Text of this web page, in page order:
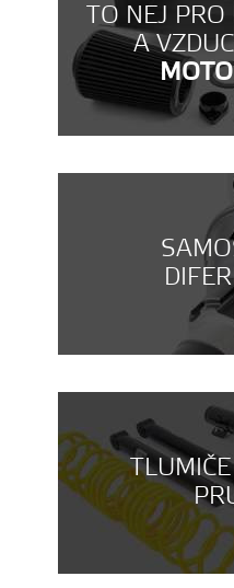
TO NEJ PRO
A